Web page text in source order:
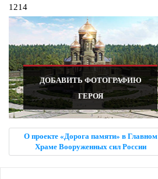
1214
ДОБАВИТЬ ФОТОГРАФИЮ
ГЕРОЯ
О проекте «Дорога памяти» в Главном
Храме Вооруженных сил России